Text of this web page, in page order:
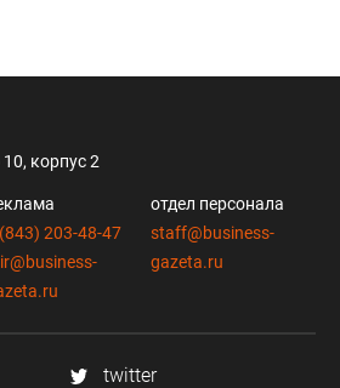
корпус 2
203-48-47
отдел персонала
staff@business-
gazeta.ru
twitter